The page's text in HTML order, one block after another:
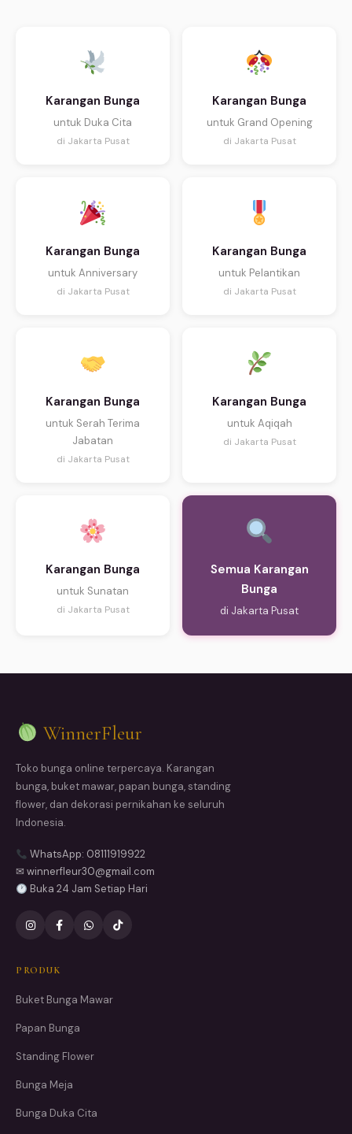
Karangan Bunga
untuk Duka Cita
di Jakarta Pusat
Karangan Bunga
untuk Grand Opening
di Jakarta Pusat
Karangan Bunga
untuk Anniversary
di Jakarta Pusat
Karangan Bunga
untuk Pelantikan
di Jakarta Pusat
Karangan Bunga
untuk Serah Terima
Jabatan
di Jakarta Pusat
Karangan Bunga
untuk Aqiqah
di Jakarta Pusat
Karangan Bunga
untuk Sunatan
di Jakarta Pusat
Semua Karangan
Bunga
di Jakarta Pusat
WinnerFleur
Toko bunga online terpercaya. Karangan
bunga, buket mawar, papan bunga, standing
flower, dan dekorasi pernikahan ke seluruh
Indonesia.
WhatsApp: 08111919922
✉ winnerfleur30@gmail.com
Buka 24 Jam Setiap Hari
PRODUK
Buket Bunga Mawar
Papan Bunga
Standing Flower
Bunga Meja
Bunga Duka Cita